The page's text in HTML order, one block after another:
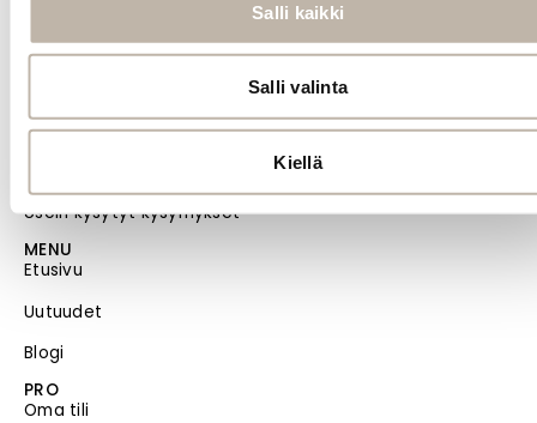
Salli kaikki
Salli valinta
Kiellä
Tilauksen peruutus
Tietosuoja- ja rekisteriseloste
Vastuullisuus
Usein kysytyt kysymykset
MENU
Etusivu
Uutuudet
Blogi
PRO
Oma tili